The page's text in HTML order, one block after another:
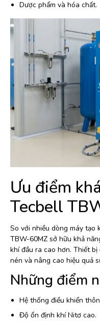
Dược phẩm và hóa chất.
Ưu điểm
Tecbell
So với nhiều dòng máy
TBW-60MZ sở hữu khả
khí đầu ra cao hơn. Thiết
nén và nâng cao hiệu quả
Những điểm
Hệ thống điều khiển
Độ ổn định khí Nitơ cao.